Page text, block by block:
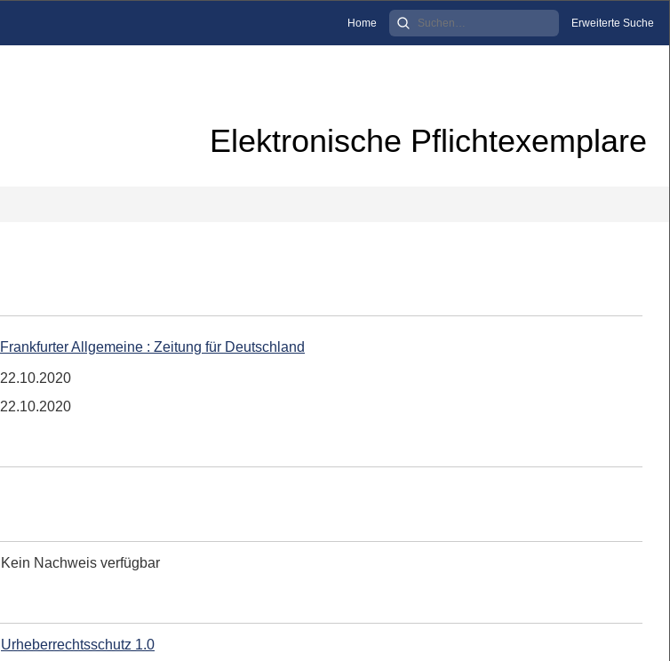
Home Erweiterte Suche
Elektronische Pflichtexemplare
Frankfurter Allgemeine : Zeitung für Deutschland
22.10.2020
22.10.2020
Kein Nachweis verfügbar
Urheberrechtsschutz 1.0